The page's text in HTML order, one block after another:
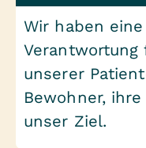
Wir haben
Verantwortung
unserer
Bewohner,
unser Ziel.